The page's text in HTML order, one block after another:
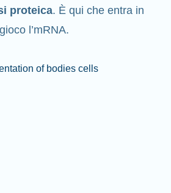
proteica. È qui che entra in
gioco l’mRNA.